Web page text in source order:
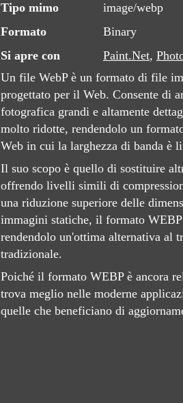
Tipo mimo
image/webp
Formato
Binary
Si apre con
Paint.Net,
Un file WebP è un formato di file
progettato per il Web. Consente di
fotografica grandi e altamente
molto ridotte, rendendolo un
Web in cui la larghezza di banda è
Il suo scopo è quello di sostituire
offrendo livelli simili di
una riduzione superiore delle
immagini statiche, il formato
rendendolo un'ottima alternativa al
tradizionale.
Poiché il formato WEBP è ancora
trova meglio nelle moderne
quelle che beneficiano di